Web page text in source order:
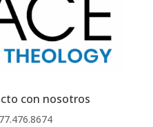
con nosotros